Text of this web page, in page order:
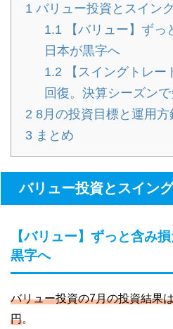
1 バリュー投資とスイン
1.1 【バリュー】ずっ
日本が黒字へ
1.2 【スイングトレー
回復。決算シーズン
2 8月の投資目標と運用方
3 まとめ
バリュー投資とスイン
【バリュー】ずっと含み
黒字へ
バリュー投資の7月の投資結果
円。